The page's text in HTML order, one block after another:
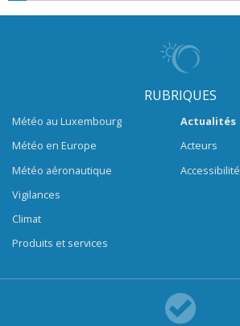
RUBRIQUES
Météo au Luxembourg
Météo en Europe
Météo aéronautique
Vigilances
Climat
Produits et services
Actualités
Acteurs
Accessibilité